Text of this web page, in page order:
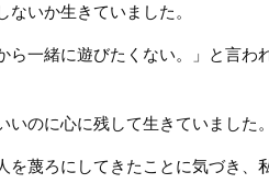
いか生きていました。
ら一緒に遊びたくない。」と言
のに心に残して生きていました。
を蔑ろにしてきたことに気づき